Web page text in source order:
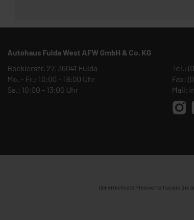
Autohaus Fulda West AFW GmbH & Co. KG
Böcklerstr. 27, 36041 Fulda
Mo. – Fr.: 10:00 – 18:00 Uhr
Sa.: 10:00 – 13:00 Uhr
Tel.:
Fax:
Mail:
Der errechnete Preisvorteil sowie die